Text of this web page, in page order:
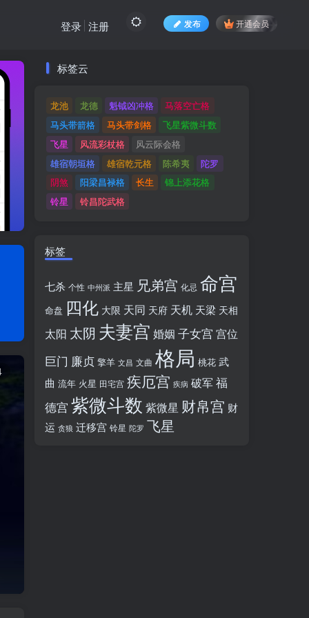
发布 开通会员
登录 注册
标签云
龙池 龙德 魁钺凶冲格
马落空亡格
马头带箭格
马头带剑格
飞星紫微斗数
飞星
风流彩杖格
风云际会格
雄宿朝垣格
雄宿乾元格 陈希夷
陀罗
阴煞
阳梁昌禄格 长生
锦上添花格
铃星
铃昌陀武格
标签云
龙池 龙德 魁钺凶冲格
马落空亡格
马头带箭格
马头带剑格
飞星紫微斗数
飞星
风流彩杖格
风云际会格
雄宿朝垣格
雄宿乾元格 陈希夷
陀罗
阴煞
阳梁昌禄格 长生
锦上添花格
铃星
铃昌陀武格
标签
七杀 个性 中州派 主星 兄弟宫 化忌 命宫
命盘 四化 大限 天同 天府 天机 天梁 天相
太阳 太阴 夫妻宫 婚姻 子女宫 宫位
巨门 廉贞 擎羊 文昌 文曲 格局 桃花 武
曲 流年 火星 田宅宫 疾厄宫 疾病 破军福
德宫 紫微斗数 紫微星 财帛宫 财
运 贪狼 迁移宫 铃星 陀罗 飞星